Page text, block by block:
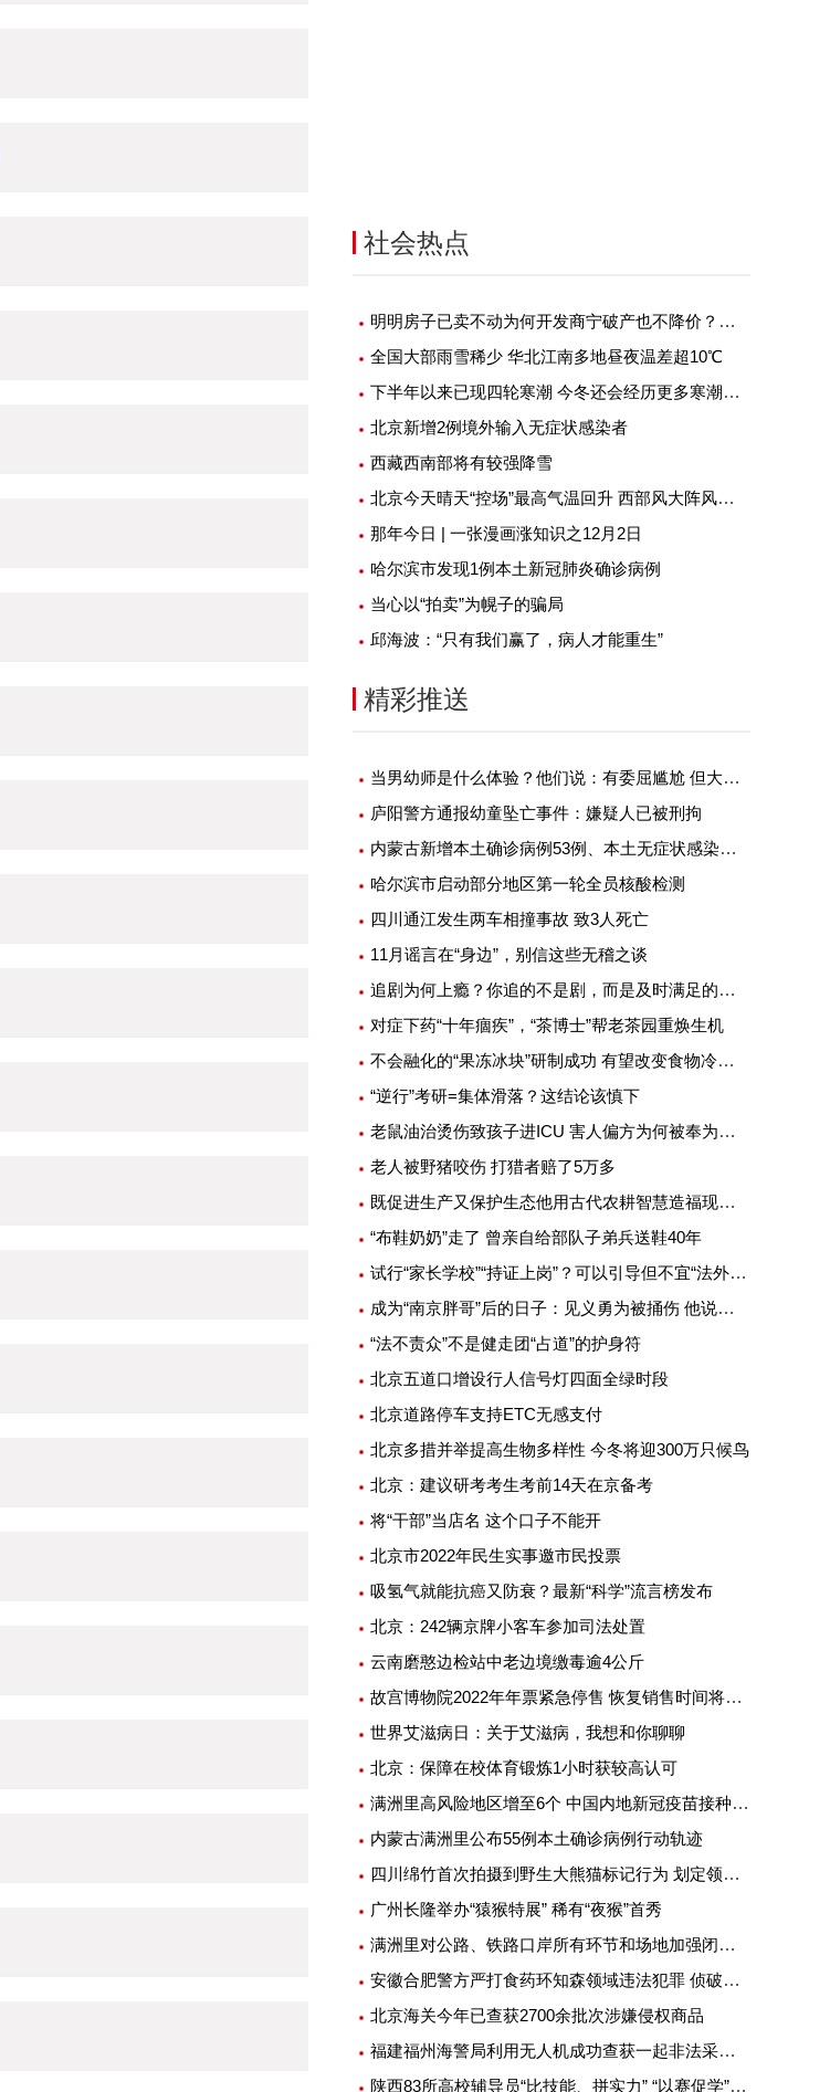
社会热点
明明房子已卖不动为何开发商宁破产也不降价？究竟是什么原因？
全国大部雨雪稀少 华北江南多地昼夜温差超10℃
下半年以来已现四轮寒潮 今冬还会经历更多寒潮吗？
北京新增2例境外输入无症状感染者
西藏西南部将有较强降雪
北京今天晴天“控场”最高气温回升 西部风大阵风七级左右
那年今日 | 一张漫画涨知识之12月2日
哈尔滨市发现1例本土新冠肺炎确诊病例
当心以“拍卖”为幌子的骗局
邱海波：“只有我们赢了，病人才能重生”
精彩推送
当男幼师是什么体验？他们说：有委屈尴尬 但大部分是幸福
庐阳警方通报幼童坠亡事件：嫌疑人已被刑拘
内蒙古新增本土确诊病例53例、本土无症状感染者1例
哈尔滨市启动部分地区第一轮全员核酸检测
四川通江发生两车相撞事故 致3人死亡
11月谣言在“身边”，别信这些无稽之谈
追剧为何上瘾？你追的不是剧，而是及时满足的快感
对症下药“十年痼疾”，“茶博士”帮老茶园重焕生机
不会融化的“果冻冰块”研制成功 有望改变食物冷藏方式
“逆行”考研=集体滑落？这结论该慎下
老鼠油治烫伤致孩子进ICU 害人偏方为何被奉为灵丹妙药
老人被野猪咬伤 打猎者赔了5万多
既促进生产又保护生态他用古代农耕智慧造福现代农业
“布鞋奶奶”走了 曾亲自给部队子弟兵送鞋40年
试行“家长学校”“持证上岗”？可以引导但不宜“法外加槛”
成为“南京胖哥”后的日子：见义勇为被捅伤 他说不后悔
“法不责众”不是健走团“占道”的护身符
北京五道口增设行人信号灯四面全绿时段
北京道路停车支持ETC无感支付
北京多措并举提高生物多样性 今冬将迎300万只候鸟
北京：建议研考考生考前14天在京备考
将“干部”当店名 这个口子不能开
北京市2022年民生实事邀市民投票
吸氢气就能抗癌又防衰？最新“科学”流言榜发布
北京：242辆京牌小客车参加司法处置
云南磨憨边检站中老边境缴毒逾4公斤
故宫博物院2022年年票紧急停售 恢复销售时间将另行公告
世界艾滋病日：关于艾滋病，我想和你聊聊
北京：保障在校体育锻炼1小时获较高认可
满洲里高风险地区增至6个 中国内地新冠疫苗接种超25亿剂次
内蒙古满洲里公布55例本土确诊病例行动轨迹
四川绵竹首次拍摄到野生大熊猫标记行为 划定领地或吸引异性
广州长隆举办“猿猴特展” 稀有“夜猴”首秀
满洲里对公路、铁路口岸所有环节和场地加强闭环管理
安徽合肥警方严打食药环知森领域违法犯罪 侦破重特大案件14起
北京海关今年已查获2700余批次涉嫌侵权商品
福建福州海警局利用无人机成功查获一起非法采矿案
陕西83所高校辅导员“比技能、拼实力” “以赛促学”提升专业素质